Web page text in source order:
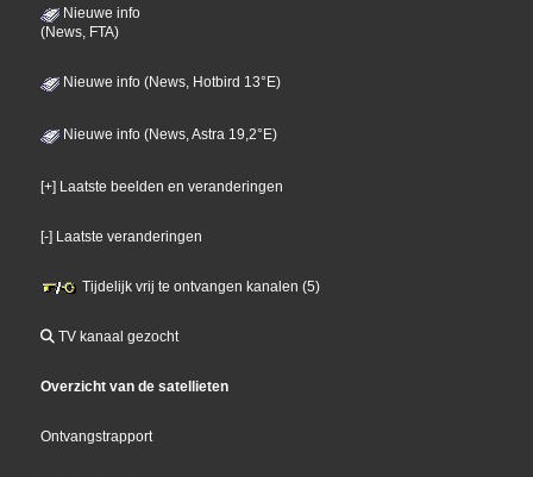
Nieuwe info
(News, FTA)
Nieuwe info (News, Hotbird 13°E)
Nieuwe info (News, Astra 19,2°E)
[+] Laatste beelden en veranderingen
[-] Laatste veranderingen
Tijdelijk vrij te ontvangen kanalen (5)
TV kanaal gezocht
Overzicht van de satellieten
Ontvangstrapport